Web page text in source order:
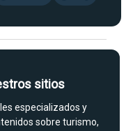
sitios
especializados y
sobre turismo,